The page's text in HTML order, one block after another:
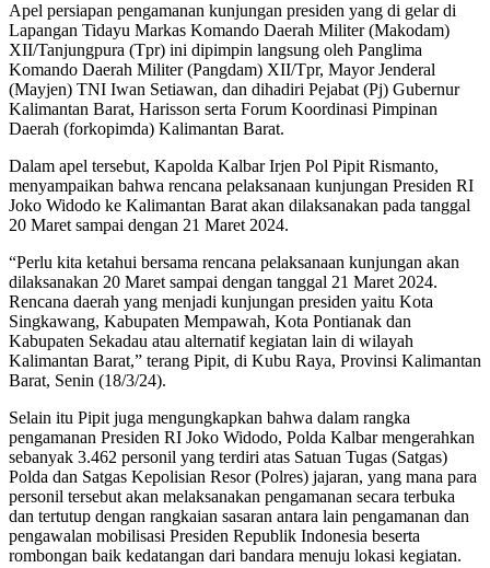
Apel persiapan pengamanan kunjungan presiden yang di gelar di
Lapangan Tidayu Markas Komando Daerah Militer (Makodam)
XII/Tanjungpura (Tpr) ini dipimpin langsung oleh Panglima
Komando Daerah Militer (Pangdam) XII/Tpr, Mayor Jenderal
(Mayjen) TNI Iwan Setiawan, dan dihadiri Pejabat (Pj) Gubernur
Kalimantan Barat, Harisson serta Forum Koordinasi Pimpinan
Daerah (forkopimda) Kalimantan Barat.
Dalam apel tersebut, Kapolda Kalbar Irjen Pol Pipit Rismanto,
menyampaikan bahwa rencana pelaksanaan kunjungan Presiden RI
Joko Widodo ke Kalimantan Barat akan dilaksanakan pada tanggal
20 Maret sampai dengan 21 Maret 2024.
“Perlu kita ketahui bersama rencana pelaksanaan kunjungan akan
dilaksanakan 20 Maret sampai dengan tanggal 21 Maret 2024.
Rencana daerah yang menjadi kunjungan presiden yaitu Kota
Singkawang, Kabupaten Mempawah, Kota Pontianak dan
Kabupaten Sekadau atau alternatif kegiatan lain di wilayah
Kalimantan Barat,” terang Pipit, di Kubu Raya, Provinsi Kalimantan
Barat, Senin (18/3/24).
Selain itu Pipit juga mengungkapkan bahwa dalam rangka
pengamanan Presiden RI Joko Widodo, Polda Kalbar mengerahkan
sebanyak 3.462 personil yang terdiri atas Satuan Tugas (Satgas)
Polda dan Satgas Kepolisian Resor (Polres) jajaran, yang mana para
personil tersebut akan melaksanakan pengamanan secara terbuka
dan tertutup dengan rangkaian sasaran antara lain pengamanan dan
pengawalan mobilisasi Presiden Republik Indonesia beserta
rombongan baik kedatangan dari bandara menuju lokasi kegiatan.